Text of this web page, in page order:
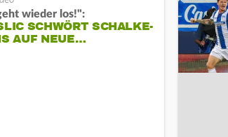
wieder los!":
SCHWÖRT SCHALKE-
AUF NEUE…